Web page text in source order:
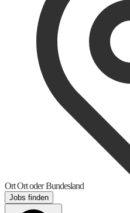
OrtOrt oder Bundesland
Jobs finden